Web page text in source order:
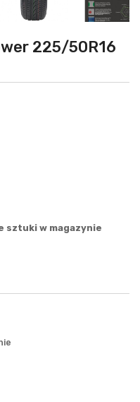
225/50R16
sztuki w magazynie